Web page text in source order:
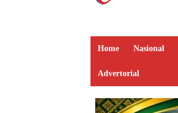
Home Nasional
Advertorial